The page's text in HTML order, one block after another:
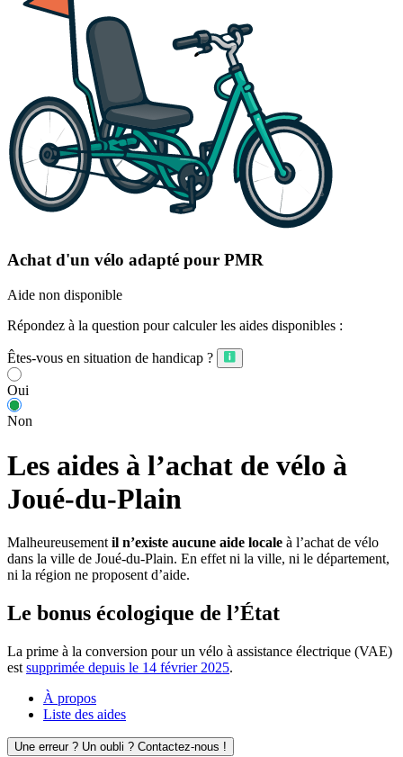
Achat d'un vélo adapté pour PMR
Aide non disponible
Répondez à la question pour calculer les aides disponibles :
Êtes-vous en situation de handicap ?
Oui
Non
Les aides à l’achat de vélo à
Joué-du-Plain
Malheureusement il n’existe aucune aide locale à l’achat de vélo
dans la ville de Joué-du-Plain. En effet ni la ville, ni le département,
ni la région ne proposent d’aide.
Le bonus écologique de l’État
La prime à la conversion pour un vélo à assistance électrique (VAE)
est supprimée depuis le 14 février 2025.
À propos
Liste des aides
Une erreur ? Un oubli ? Contactez-nous !